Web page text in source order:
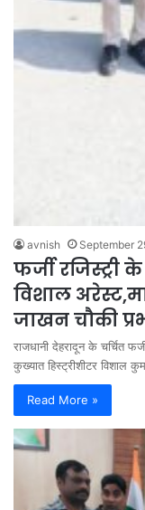
avnish September
फर्जी
विशाल
जाखन चौकी
राजधानी देहरादून के चर्चित
कुख्यात हिस्ट्रीशीटर विशाल
Read More »